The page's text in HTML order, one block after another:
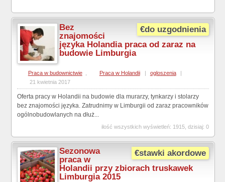
€do uzgodnienia
Bez
znajomości
języka Holandia praca od zaraz na
budowie Limburgia
Praca w budownictwie Praca w Holandii ogloszenia
21 kwietnia 2017
Oferta pracy w Holandii na budowie dla murarzy, tynkarzy i stolarzy
bez znajomości języka. Zatrudnimy w Limburgii od zaraz pracowników
ogólnobudowlanych na dłuż...
ilość wszystkich wyświetleń: 1915, dzisiaj: 0
€stawki akordowe
Sezonowa
praca w
Holandii przy zbiorach truskawek
Limburgia 2015